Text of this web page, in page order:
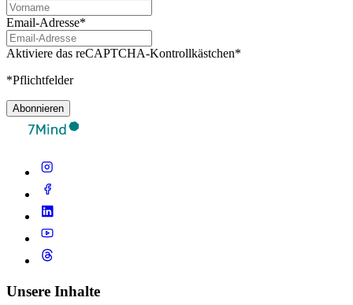
Email-Adresse*
Aktiviere das reCAPTCHA-Kontrollkästchen*
*Pflichtfelder
Abonnieren
Unsere Inhalte